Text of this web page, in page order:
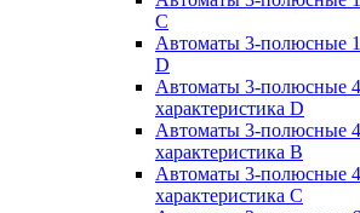
C
Автоматы 3-полюсные
D
Автоматы 3-полюсные
характеристика D
Автоматы 3-полюсные
характеристика В
Автоматы 3-полюсные
характеристика С